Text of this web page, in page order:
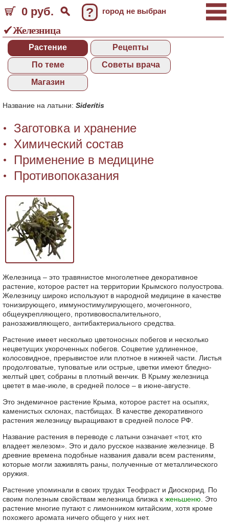
0 руб. ? город не выбран
Железница
Растение
Рецепты
По теме
Советы врача
Магазин
Название на латыни: Siderítis
Заготовка и хранение
Химический состав
Применение в медицине
Противопоказания
Железница – это травянистое многолетнее декоративное
растение, которое растет на территории Крымского полуострова.
Железницу широко используют в народной медицине в качестве
тонизирующего, иммуностимулирующего, мочегонного,
общеукрепляющего, противовоспалительного,
ранозаживляющего, антибактериального средства.
Растение имеет несколько цветоносных побегов и несколько
нецветущих укороченных побегов. Соцветие удлиненное,
колосовидное, прерывистое или плотное в нижней части. Листья
продолговатые, туповатые или острые, цветки имеют бледно-
желтый цвет, собраны в плотный венчик. В Крыму железница
цветет в мае-июле, в средней полосе – в июне-августе.
Это эндемичное растение Крыма, которое растет на осыпях,
каменистых склонах, пастбищах. В качестве декоративного
растения железницу выращивают в средней полосе РФ.
Название растения в переводе с латыни означает «тот, кто
владеет железом». Это и дало русское название железнице. В
древние времена подобные названия давали всем растениям,
которые могли заживлять раны, полученные от металлического
оружия.
Растение упоминали в своих трудах Теофраст и Диоскорид. По
своим полезным свойствам железница близка к женьшеню . Это
растение многие путают с лимонником китайским, хотя кроме
похожего аромата ничего общего у них нет.